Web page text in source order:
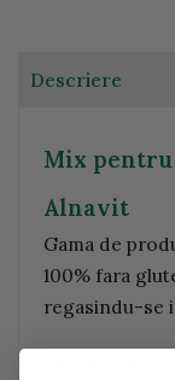
Descriere
Mix pentru
Alnavit
Gama de
100% fara
regasindu-se